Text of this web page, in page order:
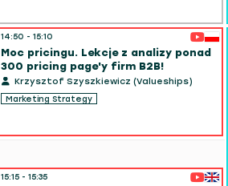
14:50 - 15:10
Moc pricingu. Lekcje z analizy ponad
300 pricing page'y firm B2B!
Krzysztof Szyszkiewicz (Valueships)
Marketing Strategy
15:15 - 15:35